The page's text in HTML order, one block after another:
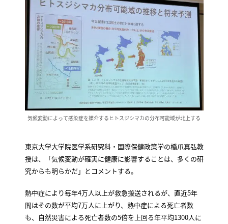
気候変動によって感染症を媒介するヒトスジシマカの分布可能域が北上する
東京大学大学院医学系研究科・国際保健政策学の橋爪真弘教
授は、「気候変動が確実に健康に影響することは、多くの研
究からも明らかだ」とコメントする。
熱中症により毎年4万人以上が救急搬送されるが、直近5年
間はその数が平均7万人に上がり、熱中症による死亡者数
も、自然災害による死亡者数の5倍を上回る年平均1300人に